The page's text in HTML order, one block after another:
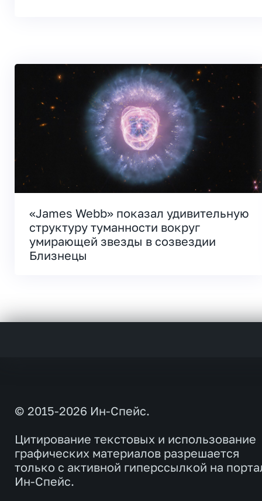
«James Webb» показал удивительную
структуру туманности вокруг
умирающей звезды в созвездии
Близнецы
© 2015-2026 Ин-Спейс.
Цитирование текстовых и использование
графических материалов разрешается
только с активной гиперссылкой на
Ин-Спейс.